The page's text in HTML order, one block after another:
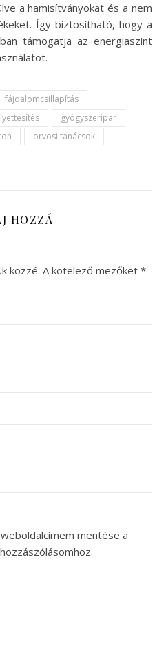
a hamisítványokat és a nem
Így biztosítható, hogy a
támogatja az energiaszint
fájdalomcsillapítás
gyógyszeripar
orvosi tanácsok
HOZZÁ
közzé. A kötelező mezőket *
mentése a